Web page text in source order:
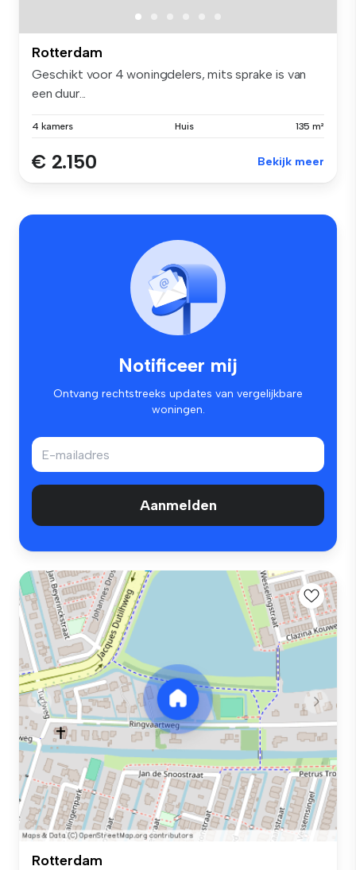
Rotterdam
Geschikt voor 4 woningdelers, mits sprake is van
een duur...
4 kamers Huis 135 m²
€ 2.150 Bekijk meer
Notificeer mij
Ontvang rechtstreeks updates van vergelijkbare
woningen.
Aanmelden
Rotterdam